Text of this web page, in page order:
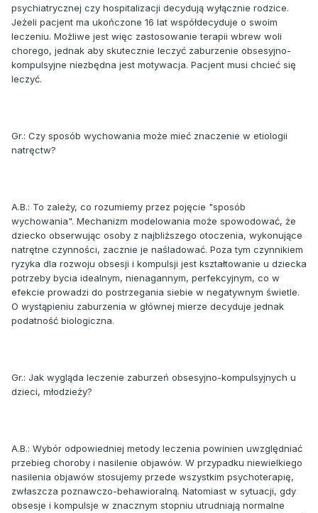
psychiatrycznej czy hospitalizacji decydują wyłącznie rodzice.
Jeżeli pacjent ma ukończone 16 lat współdecyduje o swoim
leczeniu. Możliwe jest więc zastosowanie terapii wbrew woli
chorego, jednak aby skutecznie leczyć zaburzenie obsesyjno-
kompulsyjne niezbędna jest motywacja. Pacjent musi chcieć się
leczyć.
Gr.: Czy sposób wychowania może mieć znaczenie w etiologii
natręctw?
A.B.: To zależy, co rozumiemy przez pojęcie "sposób
wychowania". Mechanizm modelowania może spowodować, że
dziecko obserwując osoby z najbliższego otoczenia, wykonujące
natrętne czynności, zacznie je naśladować. Poza tym czynnikiem
ryzyka dla rozwoju obsesji i kompulsji jest kształtowanie u dziecka
potrzeby bycia idealnym, nienagannym, perfekcyjnym, co w
efekcie prowadzi do postrzegania siebie w negatywnym świetle.
O wystąpieniu zaburzenia w głównej mierze decyduje jednak
podatność biologiczna.
Gr.: Jak wygląda leczenie zaburzeń obsesyjno-kompulsyjnych u
dzieci, młodzieży?
A.B.: Wybór odpowiedniej metody leczenia powinien uwzględniać
przebieg choroby i nasilenie objawów. W przypadku niewielkiego
nasilenia objawów stosujemy przede wszystkim psychoterapię,
zwłaszcza poznawczo-behawioralną. Natomiast w sytuacji, gdy
obsesje i kompulsje w znacznym stopniu utrudniają normalne